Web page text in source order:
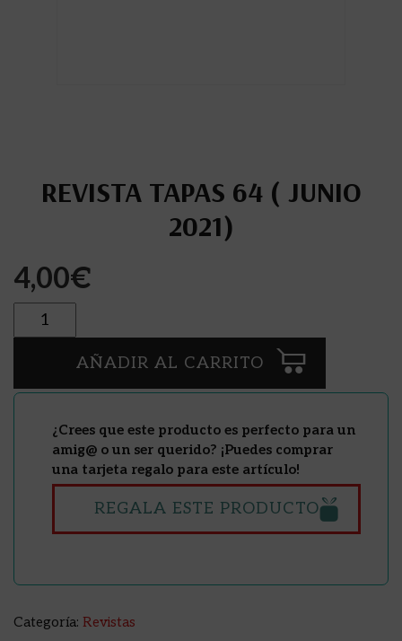
REVISTA TAPAS 64 ( JUNIO
2021)
4,00€
Cantidad
AÑADIR AL CARRITO
¿Crees que este producto es perfecto para un
amig@ o un ser querido? ¡Puedes comprar
una tarjeta regalo para este artículo!
REGALA ESTE PRODUCTO
Categoría: Revistas